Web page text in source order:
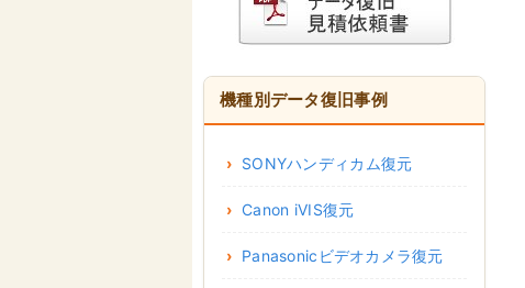
機種別データ復旧事例
SONYハンディカム復元
Canon iVIS復元
Panasonicビデオカメラ復元